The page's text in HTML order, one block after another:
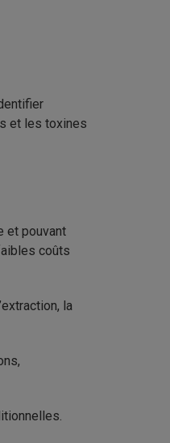
et les toxines
et pouvant
coûts
la